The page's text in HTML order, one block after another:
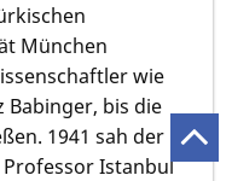
München
wie
Babinger, bis die
1941 sah der
Istanbul